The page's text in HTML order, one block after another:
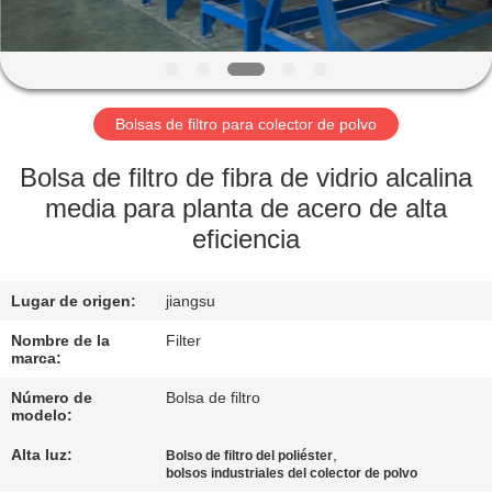
NOSOTROS
VIAJE
LA
FÁBRICA
DE
CALIDAD
ÉNTRENOS
EN
Bolsas de filtro para colector de polvo
Bolsa de filtro de fibra de vidrio alcalina
media para planta de acero de alta
eficiencia
Lugar de origen: jiangsu
Nombre de la
marca:
Filter
Número de
modelo:
Bolsa de filtro
Alta luz: Bolso de filtro del poliéster,
bolsos industriales del colector de polvo